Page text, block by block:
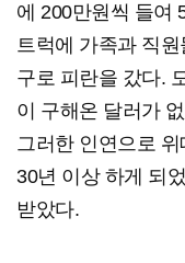
에 200만원씩 들여
트럭에 가족과 직
구로 피란을 갔다.
이 구해온 달러가
그러한 인연으로
30년 이상 하게 되
받았다.